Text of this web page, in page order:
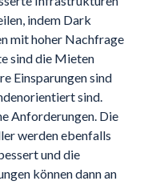
indem Dark
mit hoher Nachfrage
sind die Mieten
Einsparungen sind
sind.
Anforderungen. Die
werden ebenfalls
und die
können dann an